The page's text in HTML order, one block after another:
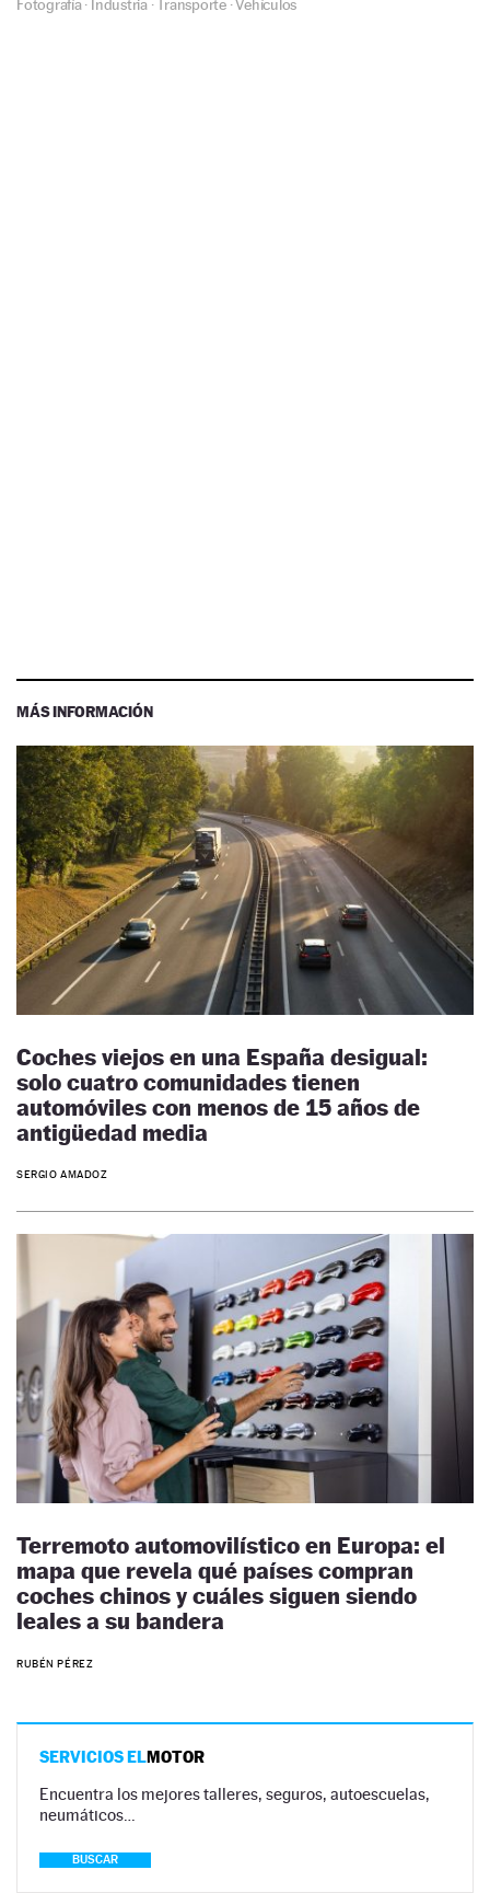
Fotografía· Industria· Transporte·Vehículos
MÁS INFORMACIÓN
Coches viejos en una España desigual:
solo cuatro comunidades tienen
automóviles con menos de 15 años de
antigüedad media
SERGIO AMADOZ
Terremoto automovilístico en Europa: el
mapa que revela qué países compran
coches chinos y cuáles siguen siendo
leales a su bandera
RUBÉN PÉREZ
SERVICIOS ELMOTOR
Encuentra los mejores talleres, seguros, autoescuelas,
neumáticos…
BUSCAR